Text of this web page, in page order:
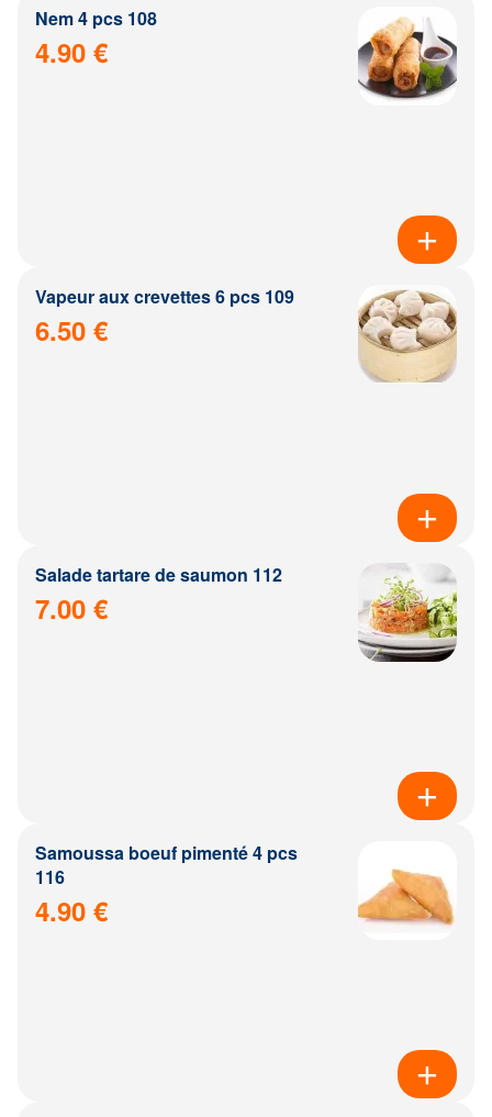
Nem 4 pcs 108
4.90 €
Vapeur aux crevettes 6 pcs 109
6.50 €
Salade tartare de saumon 112
7.00 €
Samoussa boeuf pimenté 4 pcs
116
4.90 €